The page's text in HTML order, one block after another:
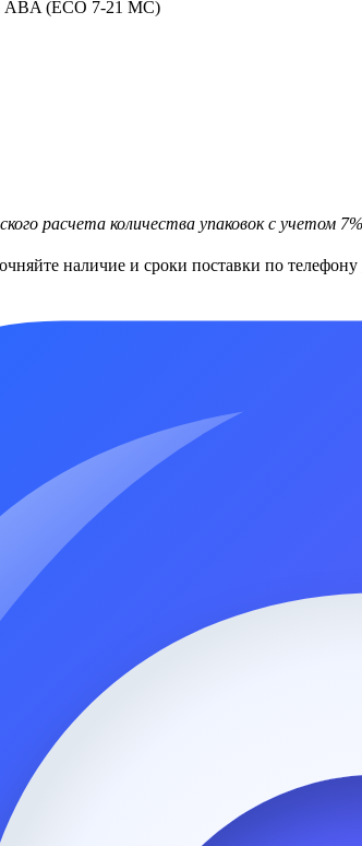
расчета количества упаковок с учетом
наличие и сроки поставки по телефону